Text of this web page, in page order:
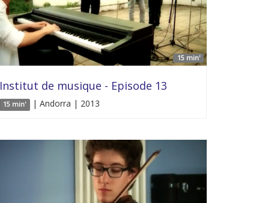
15 min'
Institut de musique - Episode 13
15 min' | Andorra | 2013